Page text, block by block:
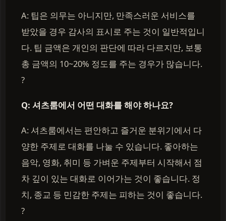
A: 팁은 의무는 아니지만, 만족스러운 서비스를
받았을 경우 감사의 표시로 주는 것이 일반적입니
다. 팁 금액은 개인의 판단에 따라 다르지만, 보통
총 금액의 10~20% 정도를 주는 경우가 많습니다.
?
Q: 셔츠룸에서 어떤 대화를 해야 하나요?
A: 셔츠룸에서는 편안하고 즐거운 분위기에서 다
양한 주제로 대화를 나눌 수 있습니다. 좋아하는
음악, 영화, 취미 등 가벼운 주제부터 시작해서 점
차 깊이 있는 대화로 이어가는 것이 좋습니다. 정
치, 종교 등 민감한 주제는 피하는 것이 좋습니다.
?️